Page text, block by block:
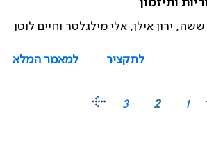
ותיזמון
ירון אילן, אלי מילגלטר וחיים לוטן
לתקציר
למאמר המלא
1
2
3